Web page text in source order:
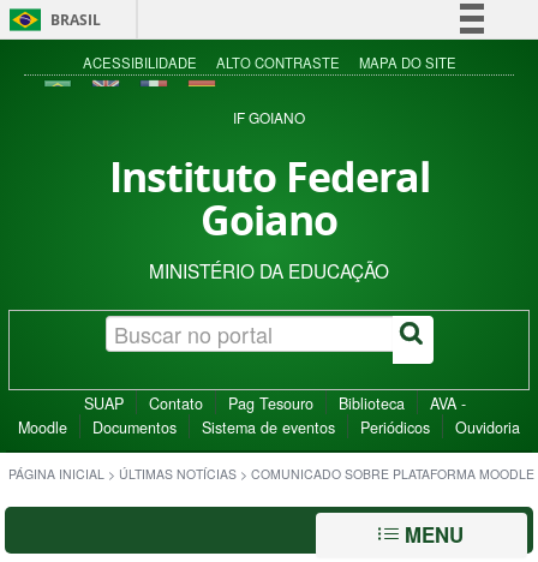
BRASIL
Simplifique!
Acesso à informação
ACESSIBILIDADE ALTO CONTRASTE MAPA DO SITE
IF GOIANO
Instituto Federal
Goiano
MINISTÉRIO DA EDUCAÇÃO
SUAP Contato Pag Tesouro Biblioteca
AVA -
Moodle
Documentos Sistema de eventos Periódicos Ouvidoria
PÁGINA INICIAL > ÚLTIMAS NOTÍCIAS > COMUNICADO SOBRE PLATAFORMA MOODLE
MENU